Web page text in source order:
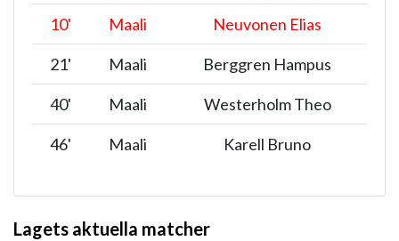
10' Maali Neuvonen Elias
21' Maali Berggren Hampus
40' Maali Westerholm Theo
46' Maali Karell Bruno
Lagets aktuella matcher